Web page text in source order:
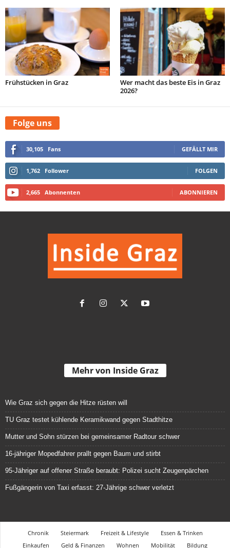
Frühstücken in Graz
Wer macht das beste Eis in Graz
2026?
Folge uns
30,105 Fans GEFÄLLT MIR
1,762 Follower FOLGEN
2,665 Abonnenten ABONNIEREN
Mehr von Inside Graz
Wie Graz sich gegen die Hitze rüsten will
TU Graz testet kühlende Keramikwand gegen Stadthitze
Mutter und Sohn stürzen bei gemeinsamer Radtour schwer
16-jähriger Mopedfahrer prallt gegen Baum und stirbt
95-Jähriger auf offener Straße beraubt: Polizei sucht Zeugenpärchen
Fußgängerin von Taxi erfasst: 27-Jährige schwer verletzt
Chronik Steiermark Freizeit & Lifestyle
Essen & Trinken
Einkaufen
Geld & Finanzen Wohnen Mobilität Bildung